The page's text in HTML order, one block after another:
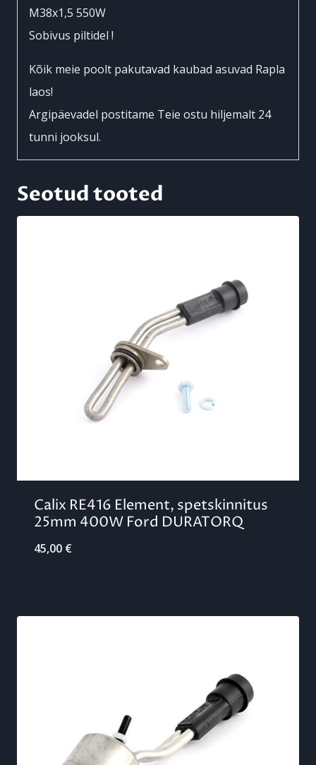
M38x1,5 550W
Sobivus piltidel !
Kõik meie poolt pakutavad kaubad asuvad Rapla
laos!
Argipäevadel postitame Teie ostu hiljemalt 24
tunni jooksul.
Seotud tooted
Calix RE416 Element, spetskinnitus
25mm 400W Ford DURATORQ
45,00 €